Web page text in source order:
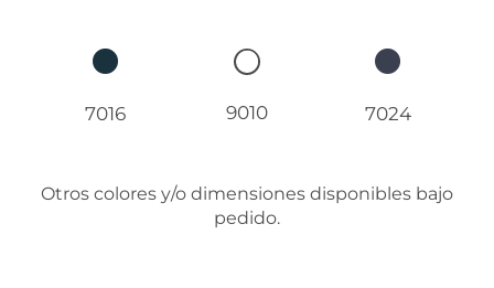
7016 9010 7024
Otros colores y/o dimensiones disponibles bajo
pedido.